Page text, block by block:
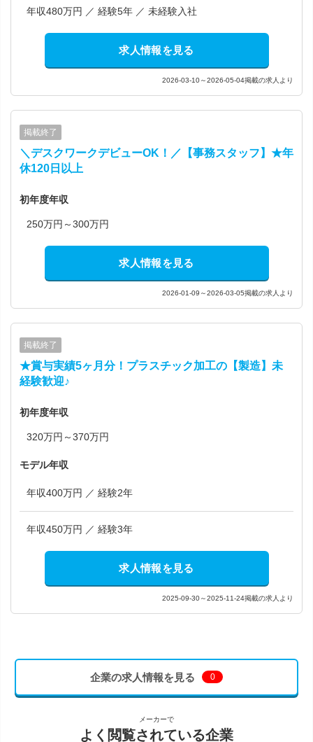
年収480万円 ／ 経験5年 ／ 未経験入社
求人情報を見る
2026-03-10～2026-05-04掲載の求人より
掲載終了
＼デスクワークデビューOK！／【事務スタッフ】★年
休120日以上
初年度年収
250万円～300万円
求人情報を見る
2026-01-09～2026-03-05掲載の求人より
掲載終了
★賞与実績5ヶ月分！プラスチック加工の【製造】未
経験歓迎♪
初年度年収
320万円～370万円
モデル年収
年収400万円 ／ 経験2年
年収450万円 ／ 経験3年
求人情報を見る
2025-09-30～2025-11-24掲載の求人より
企業の求人情報を見る 0
メーカーで
よく閲覧されている企業